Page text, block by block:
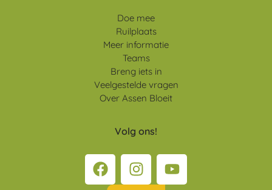
Doe mee
Ruilplaats
Meer informatie
Teams
Breng iets in
Veelgestelde vragen
Over Assen Bloeit
Volg ons!